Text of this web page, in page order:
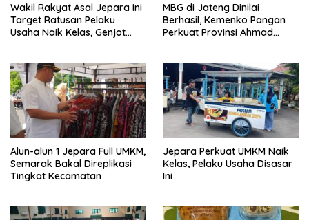
Wakil Rakyat Asal Jepara Ini
Target Ratusan Pelaku
Usaha Naik Kelas, Genjot
MBG di Jateng Dinilai
Berhasil, Kemenko Pangan
Perkuat Provinsi Ahmad
Alun-alun 1 Jepara Full UMKM,
Semarak Bakal Direplikasi
Tingkat Kecamatan
Jepara Perkuat UMKM Naik
Kelas, Pelaku Usaha Disasar
Ini